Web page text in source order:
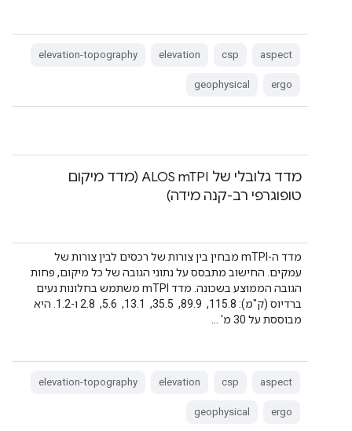
aspect
csp
elevation
elevation-topography
ergo
geophysical
מדד גלובלי של ALOS mTPI (מדד מיקום
טופוגרפי רב-קנה מידה)
מדד ה-mTPI מבחין בין צורות של רכסים לבין צורות של
עמקים. החישוב מתבסס על נתוני הגובה של כל מיקום, פחות
הגובה הממוצע בשכונה. מדד mTPI משתמש בחלונות נעים
ברדיוס (ק"מ): 115.8, ‏ 89.9, ‏ 35.5, ‏ 13.1, ‏ 5.6, ‏ 2.8 ו-1.2. היא
מבוססת על 30 מ' …
aspect
csp
elevation
elevation-topography
ergo
geophysical